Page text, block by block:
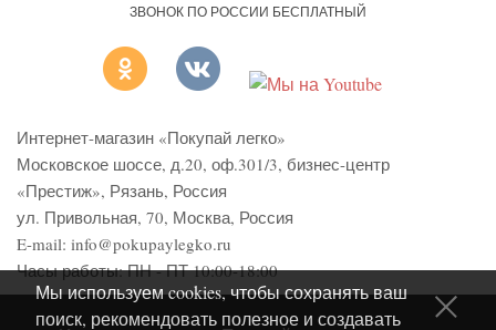
ЗВОНОК ПО РОССИИ БЕСПЛАТНЫЙ
Интернет-магазин «Покупай легко»
Московское шоссе, д.20, оф.301/3, бизнес-центр
«Престиж», Рязань, Россия
ул. Привольная, 70, Москва, Россия
E-mail: info@pokupaylegko.ru
Часы работы:ПН - ПТ 10:00-18:00
Мы используем cookies, чтобы сохранять ваш
поиск, рекомендовать полезное и создавать